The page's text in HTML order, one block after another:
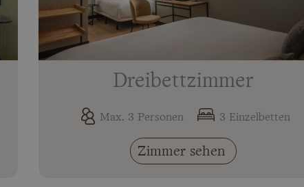
Dreibettzimmer
Max. 3 Personen 3 Einzelbetten
Zimmer sehen